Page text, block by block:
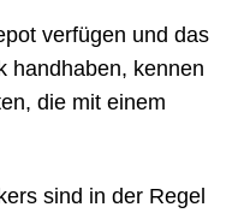
verfügen und das
handhaben, kennen
die mit einem
sind in der Regel